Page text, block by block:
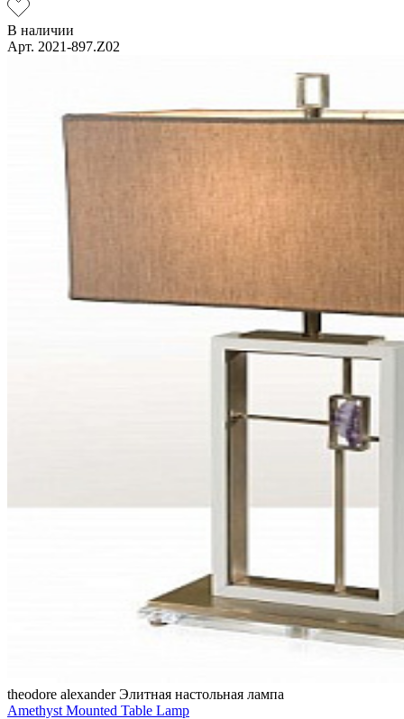
В наличии
Арт. 2021-897.Z02
theodore alexanderЭлитная настольная лампа
Amethyst Mounted Table Lamp